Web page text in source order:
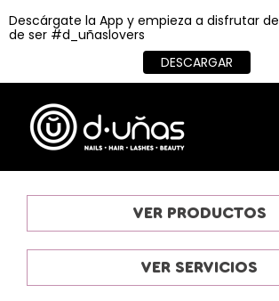
content
VER PRODUCTOS
VER SERVICIOS
Descárgate la App y empieza a disfrutar
de ser #d_uñaslovers
DESCARGAR